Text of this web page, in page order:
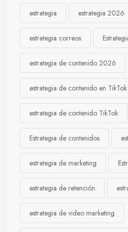
estrategia estrategia 2026
estrategia correos
estrategia de contenido 2026
estrategia de contenido en TikTok
estrategia de contenido TikTok
Estrategia de contenidos
estrategia de marketing
estrategia de retención
estrategia de video marketing